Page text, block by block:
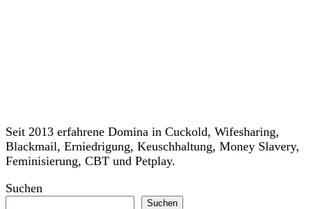
Seit 2013 erfahrene Domina in Cuckold, Wifesharing,
Blackmail, Erniedrigung, Keuschhaltung, Money Slavery,
Feminisierung, CBT und Petplay.
Suchen
Suchen